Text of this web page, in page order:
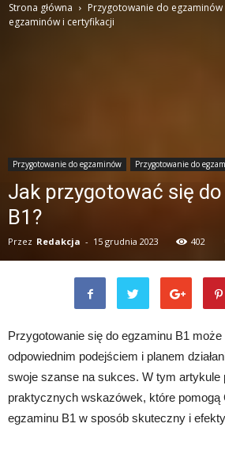
Strona główna Przygotowanie do egzaminów
egzaminów i certyfikacji
Przygotowanie do egzaminów Przygotowanie do
Jak przygotować się
B1?
Przez Redakcja - 15 grudnia 2023 402
Przygotowanie się do egzaminu B1
odpowiednim podejściem i planem
swoje szanse na sukces. W tym artykule
praktycznych wskazówek, które pomogą
egzaminu B1 w sposób skuteczny i